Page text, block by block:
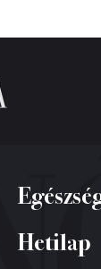
Hetilap